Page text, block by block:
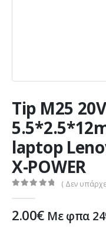
Tip M25 20V
laptop
X-POWER
( Δεν
2.00€ Με φπα